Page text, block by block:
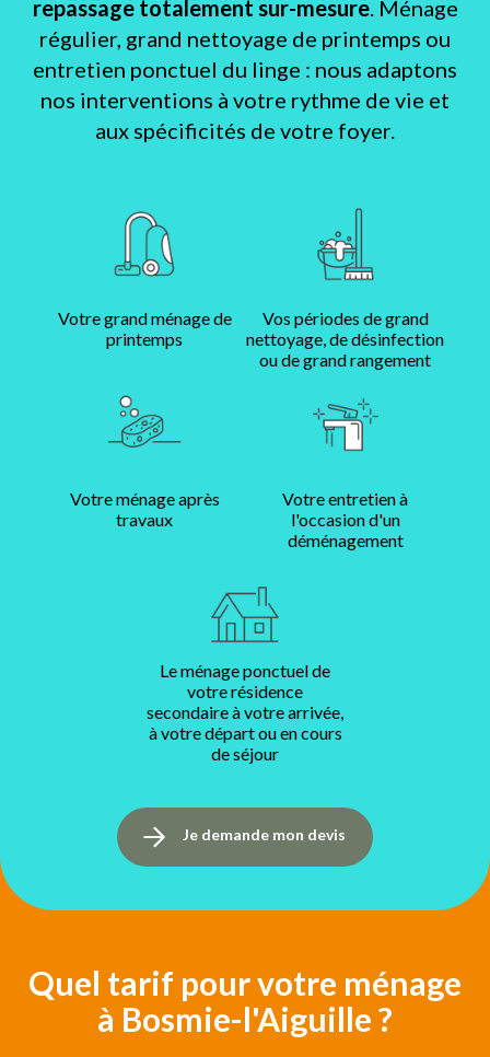
repassage totalement sur-mesure. Ménage
régulier, grand nettoyage de printemps ou
entretien ponctuel du linge : nous adaptons
nos interventions à votre rythme de vie et
aux spécificités de votre foyer.
Votre grand ménage de
printemps
Vos périodes de grand
nettoyage, de désinfection
ou de grand rangement
Votre ménage après
travaux
Votre entretien à
l'occasion d'un
déménagement
Le ménage ponctuel de
votre résidence
secondaire à votre arrivée,
à votre départ ou en cours
de séjour
Je demande mon devis
Quel tarif pour votre ménage
à Bosmie-l'Aiguille ?